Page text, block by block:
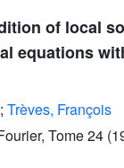
of local
equations
; Trèves, François
Tome 24